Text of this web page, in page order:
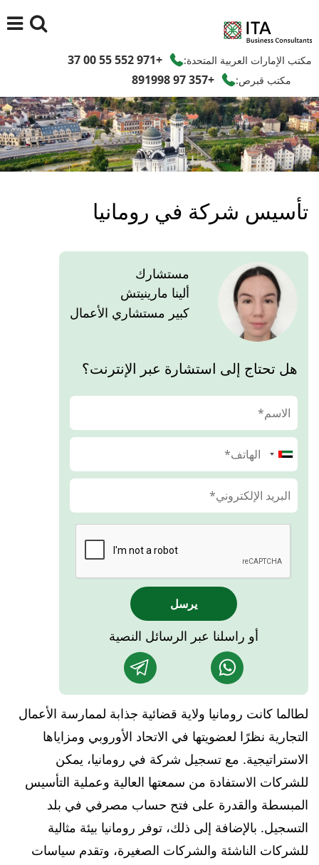
مكتب الإمارات العربية المتحدة: +971 552 55 00 37
مكتب قبرص: +357 97 891998
تأسيس شركة في رومانيا
مستشارك
ألينا مارينيتش
كبير مستشاري الأعمال
هل تحتاج إلى استشارة عبر الإنترنت؟
يرسل
أو راسلنا عبر الرسائل النصية
لطالما كانت رومانيا ولاية قضائية جذابة لممارسة الأعمال
التجارية نظرًا لعضويتها في الاتحاد الأوروبي ومزاياها
الاستراتيجية. مع تسجيل شركة في رومانيا، يمكن
للشركات الاستفادة من سمعتها العالية وعملية التأسيس
المبسطة والقدرة على فتح حساب مصرفي في بلد
التسجيل. بالإضافة إلى ذلك، توفر رومانيا بيئة مثالية
للشركات الناشئة والشركات الصغيرة، وتقدم سياسات